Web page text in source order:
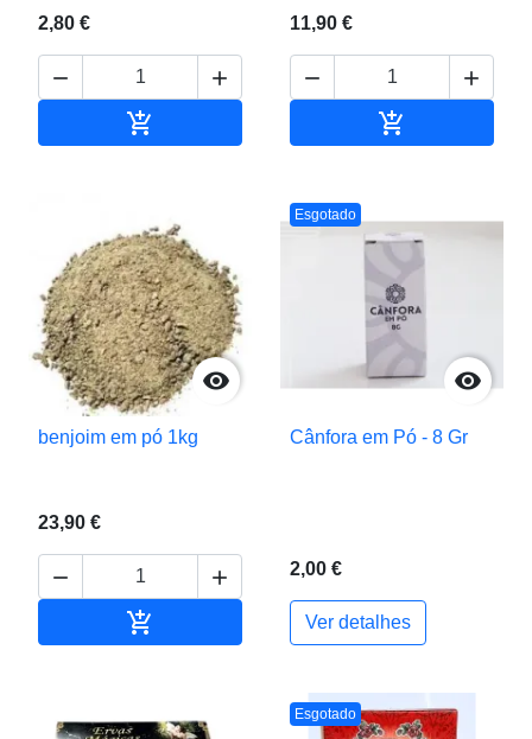
2,80 €
 

11,90 €
 


benjoim em pó 1kg
23,90 €
 
 Adicionar ao carrinho
Esgotado

Cânfora em Pó - 8 Gr
2,00 €
Ver detalhes
Esgotado